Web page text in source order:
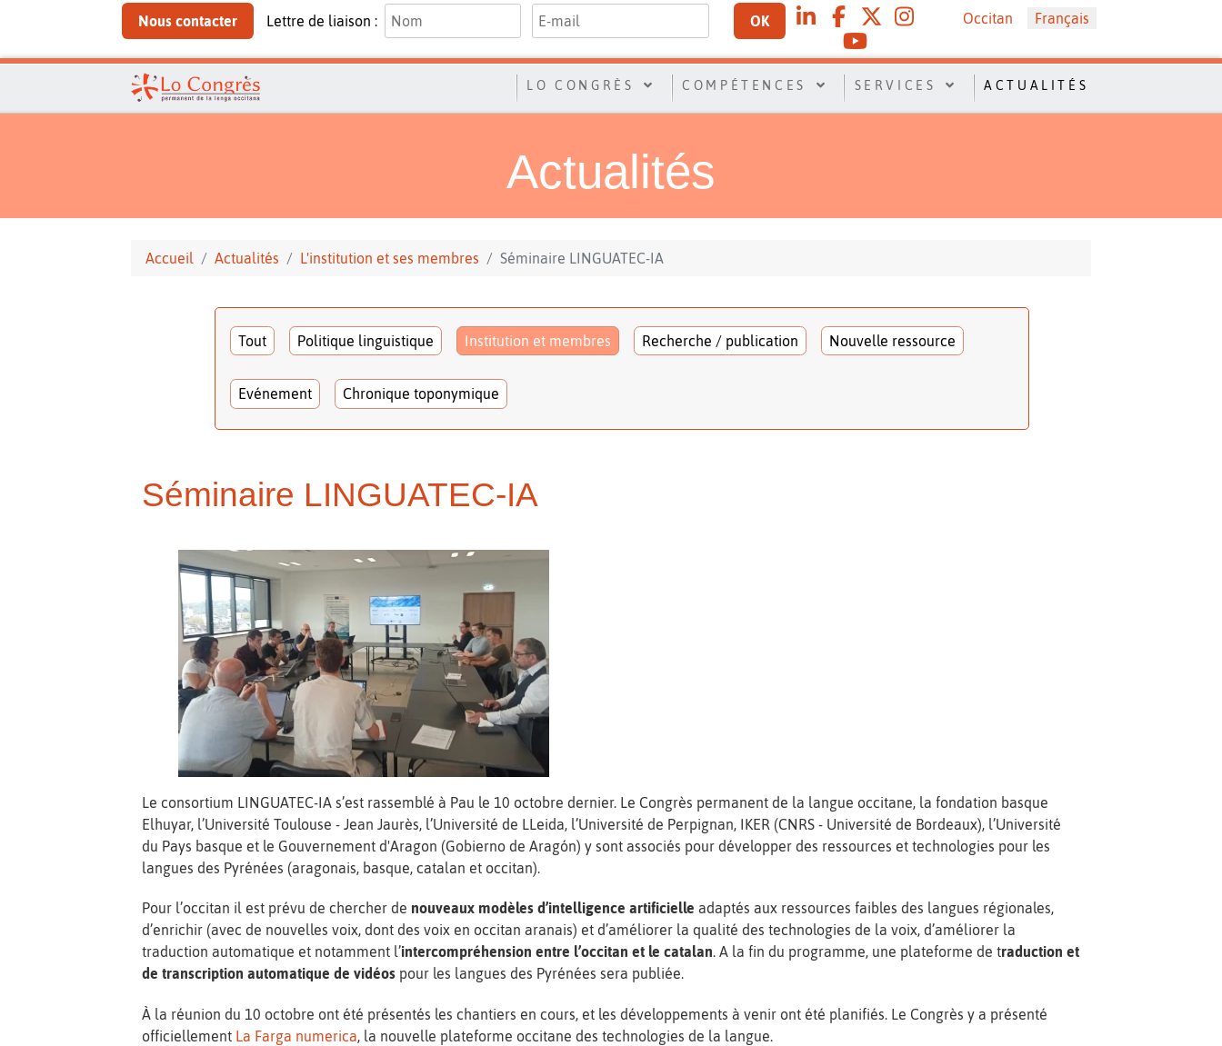
Nous contacter Lettre de liaison : OK Sélectionnez votre langue
Occitan Français
LO CONGRÈS COMPÉTENCES SERVICES ACTUALITÉS
Actualités
Accueil Actualités L'institution et ses membres Séminaire LINGUATEC-IA
Tout Politique linguistique Institution et membres Recherche / publication Nouvelle ressource
Evénement Chronique toponymique
Séminaire LINGUATEC-IA
Le consortium LINGUATEC-IA s’est rassemblé à Pau le 10 octobre dernier. Le Congrès permanent de la langue occitane, la fondation basque
Elhuyar, l’Université Toulouse - Jean Jaurès, l’Université de LLeida, l’Université de Perpignan, IKER (CNRS - Université de Bordeaux), l’Université
du Pays basque et le Gouvernement d'Aragon (Gobierno de Aragón) y sont associés pour développer des ressources et technologies pour les
langues des Pyrénées (aragonais, basque, catalan et occitan).
Pour l’occitan il est prévu de chercher de nouveaux modèles d’intelligence artificielle adaptés aux ressources faibles des langues régionales,
d’enrichir (avec de nouvelles voix, dont des voix en occitan aranais) et d’améliorer la qualité des technologies de la voix, d’améliorer la
traduction automatique et notamment l’intercompréhension entre l’occitan et le catalan. A la fin du programme, une plateforme de traduction et
de transcription automatique de vidéos pour les langues des Pyrénées sera publiée.
À la réunion du 10 octobre ont été présentés les chantiers en cours, et les développements à venir ont été planifiés. Le Congrès y a présenté
officiellement La Farga numerica, la nouvelle plateforme occitane des technologies de la langue.